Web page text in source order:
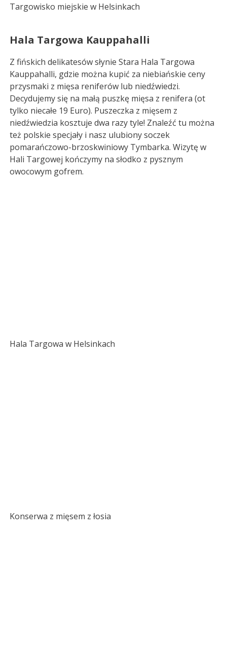
Targowisko miejskie w Helsinkach
Hala Targowa Kauppahalli
Z fińskich delikatesów słynie Stara Hala Targowa
Kauppahalli, gdzie można kupić za niebiańskie ceny
przysmaki z mięsa reniferów lub niedźwiedzi.
Decydujemy się na małą puszkę mięsa z renifera (ot
tylko niecałe 19 Euro). Puszeczka z mięsem z
niedźwiedzia kosztuje dwa razy tyle! Znaleźć tu można
też polskie specjały i nasz ulubiony soczek
pomarańczowo-brzoskwiniowy Tymbarka. Wizytę w
Hali Targowej kończymy na słodko z pysznym
owocowym gofrem.
Hala Targowa w Helsinkach
Konserwa z mięsem z łosia